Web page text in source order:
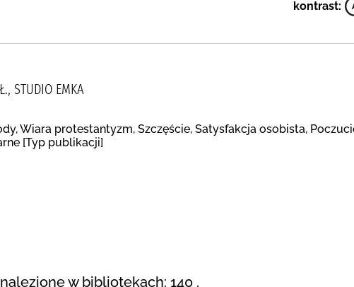
kontrast:
STUDIO EMKA
Wiara protestantyzm, Szczęście, Satysfakcja osobista,
[Typ publikacji]
w bibliotekach: 140 .